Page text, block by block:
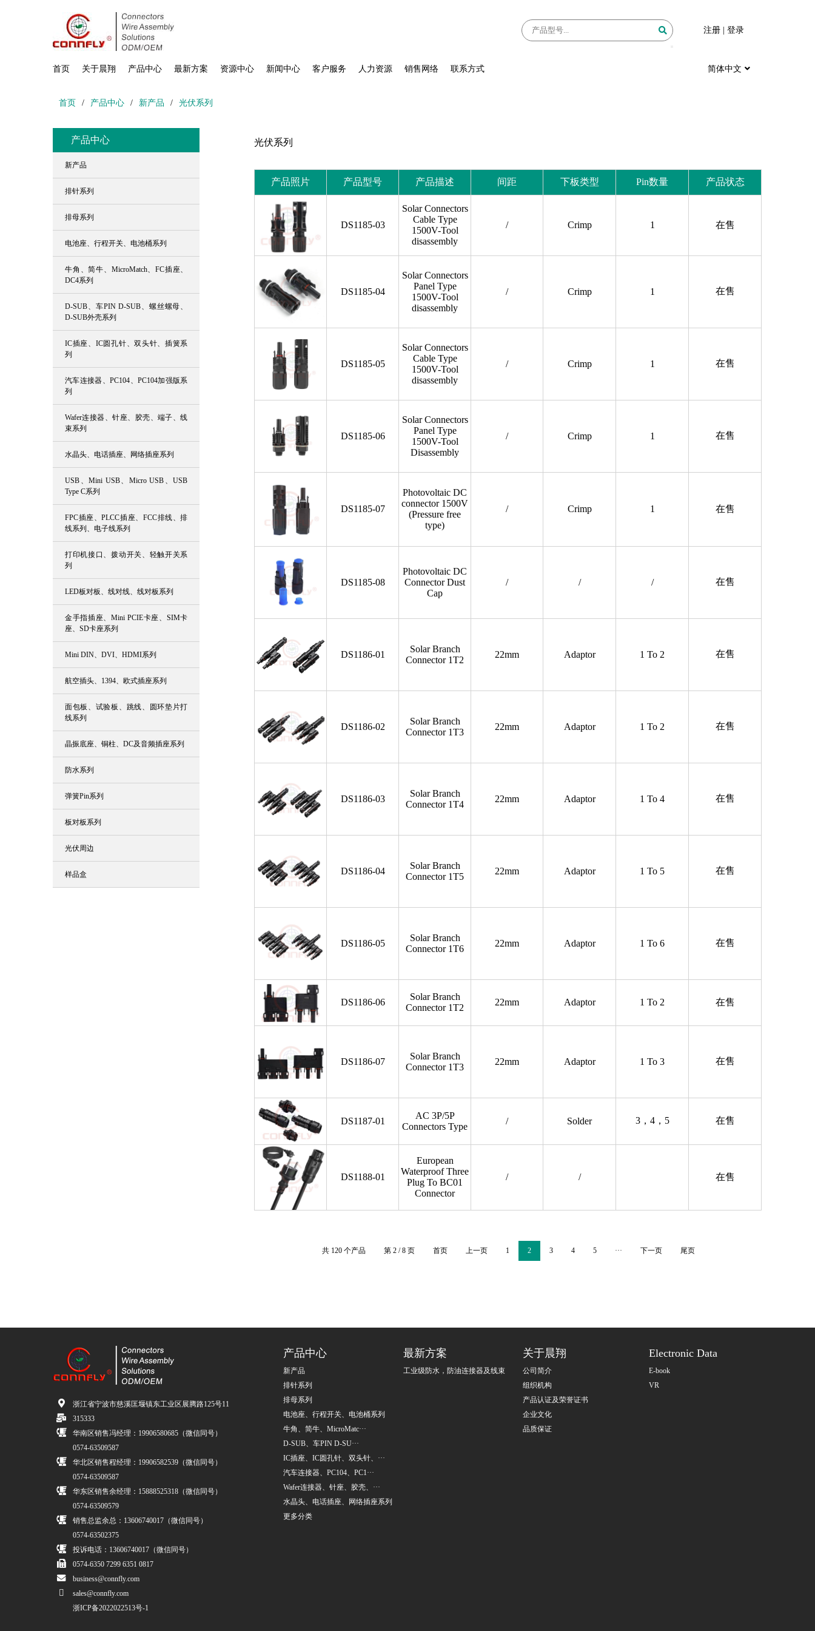
注册 登录
首页 关于晨翔 产品中心 最新方案 资源中心 新闻中心 客户服务 人力资源 销售网络 联系方式 简体中文
首页 / 产品中心 / 新产品 / 光伏系列
产品中心
新产品
排针系列
排母系列
电池座、行程开关、电池桶系列
牛角、简牛、MicroMatch、FC插座、
DC4系列
D-SUB、车PIN D-SUB、螺丝螺母、
D-SUB外壳系列
IC插座、IC圆孔针、双头针、插簧系
列
汽车连接器、PC104、PC104加强版系
列
Wafer连接器、针座、胶壳、端子、线
束系列
水晶头、电话插座、网络插座系列
USB、Mini USB、Micro USB、USB
Type C系列
FPC插座、PLCC插座、FCC排线、排
线系列、电子线系列
打印机接口、拨动开关、轻触开关系
列
LED板对板、线对线、线对板系列
金手指插座、Mini PCIE卡座、SIM卡
座、SD卡座系列
Mini DIN、DVI、HDMI系列
航空插头、1394、欧式插座系列
面包板、试验板、跳线、圆环垫片打
线系列
晶振底座、铜柱、DC及音频插座系列
防水系列
弹簧Pin系列
板对板系列
光伏周边
样品盒
光伏系列
产品照片 产品型号 产品描述 间距 下板类型 Pin数量 产品状态
DS1185-03
Solar Connectors
Cable Type
1500V-Tool
disassembly
/ Crimp 1 在售
DS1185-04
Solar Connectors
Panel Type
1500V-Tool
disassembly
/ Crimp 1 在售
DS1185-05
Solar Connectors
Cable Type
1500V-Tool
disassembly
/ Crimp 1 在售
DS1185-06
Solar Connectors
Panel Type
1500V-Tool
Disassembly
/ Crimp 1 在售
DS1185-07
Photovoltaic DC
connector 1500V
(Pressure free
type)
/ Crimp 1 在售
DS1185-08
Photovoltaic DC
Connector Dust
Cap
/ / / 在售
DS1186-01
Solar Branch
Connector 1T2
22mm Adaptor 1 To 2 在售
DS1186-02
Solar Branch
Connector 1T3
22mm Adaptor 1 To 2 在售
DS1186-03
Solar Branch
Connector 1T4
22mm Adaptor 1 To 4 在售
DS1186-04
Solar Branch
Connector 1T5
22mm Adaptor 1 To 5 在售
DS1186-05
Solar Branch
Connector 1T6
22mm Adaptor 1 To 6 在售
DS1186-06
Solar Branch
Connector 1T2
22mm Adaptor 1 To 2 在售
DS1186-07
Solar Branch
Connector 1T3
22mm Adaptor 1 To 3 在售
DS1187-01
AC 3P/5P
Connectors Type
/ Solder 3，4，5 在售
DS1188-01
European
Waterproof Three
Plug To BC01
Connector
/ / 在售
共 120 个产品 第 2 / 8 页 首页 上一页 1 2 3 4 5 ··· 下一页 尾页
浙江省宁波市慈溪匡堰镇东工业区展腾路125号11
315333
华南区销售冯经理：19906580685（微信同号）
0574-63509587
华北区销售程经理：19906582539（微信同号）
0574-63509587
华东区销售余经理：15888525318（微信同号）
0574-63509579
销售总监余总：13606740017（微信同号）
0574-63502375
投诉电话：13606740017（微信同号）
0574-6350 7299 6351 0817
business@connfly.com
sales@connfly.com
浙ICP备2022022513号-1
产品中心
新产品
排针系列
排母系列
电池座、行程开关、电池桶系列
牛角、简牛、MicroMatc···
D-SUB、车PIN D-SU···
IC插座、IC圆孔针、双头针、···
汽车连接器、PC104、PC1···
Wafer连接器、针座、胶壳、···
水晶头、电话插座、网络插座系列
更多分类
最新方案
工业级防水，防油连接器及线束
关于晨翔
公司简介
组织机构
产品认证及荣誉证书
企业文化
品质保证
Electronic Data
E-book
VR